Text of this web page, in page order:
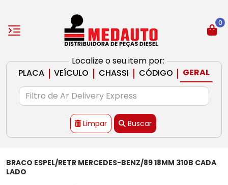
Localize o seu item por:
PLACA | VEÍCULO | CHASSI | CÓDIGO | GERAL
Limpar Buscar
0
BRACO ESPEL/RETR MERCEDES-BENZ/89 18MM 310B CADA
LADO